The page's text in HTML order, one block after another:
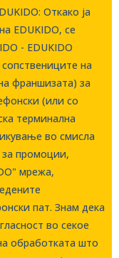
Откако ја
EDUKIDO, се
- EDUKIDO
на
франшизата) за
(или со
терминална
во смисла
промоции,
мрежа,
пат. Знам дека
во секое
обработката што